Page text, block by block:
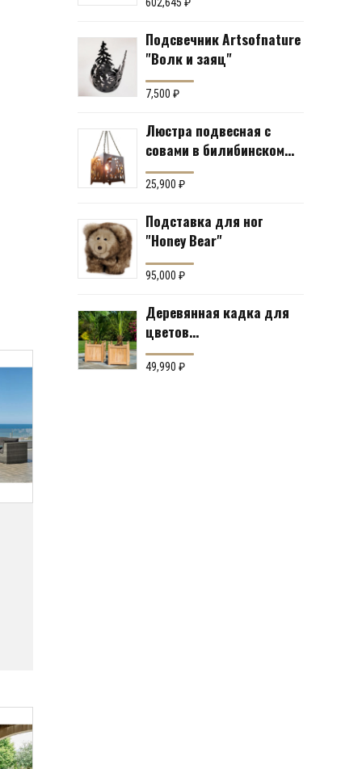
для гостиной или
Подсвечник Artsofnature
"Волк и заяц"
7,500 ₽
Люстра подвесная с
совами в билибинском
стиле
25,900 ₽
Подставка для ног
"Honey Bear"
95,000 ₽
Деревянная кадка для
цветов
«Южноамериканский
тик» Производство:
49,990 ₽